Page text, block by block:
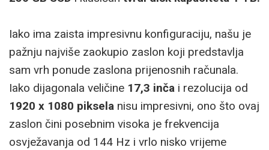
Iako ima zaista impresivnu konfiguraciju, našu je
pažnju najviše zaokupio zaslon koji predstavlja
sam vrh ponude zaslona prijenosnih računala.
Iako dijagonala veličine 17,3 inča i rezolucija od
1920 x 1080 piksela nisu impresivni, ono što ovaj
zaslon čini posebnim visoka je frekvencija
osvježavanja od 144 Hz i vrlo nisko vrijeme